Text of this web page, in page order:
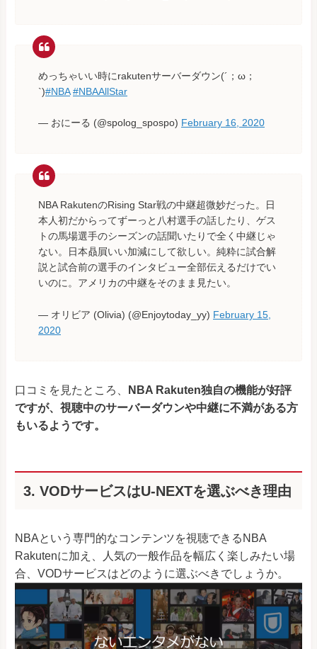
めっちゃいい時にrakutenサーバーダウン(´；ω；
`)#NBA #NBAAllStar
— おにーる (@spolog_spospo) February 16, 2020
NBA RakutenのRising Star戦の中継超微妙だった。日
本人初だからってずーっと八村選手の話したり、ゲス
トの馬場選手のシーズンの話聞いたりで全く中継じゃ
ない。日本贔屓いい加減にして欲しい。純粋に試合解
説と試合前の選手のインタビュー全部伝えるだけでい
いのに。アメリカの中継をそのまま見たい。
— オリビア (Olivia) (@Enjoytoday_yy) February 15,
2020
口コミを見たところ、
NBA Rakuten独自の機能が好評
ですが、視聴中のサーバーダウンや中継に不満がある方
もいるようです。
3. VODサービスはU-NEXTを選ぶべき理由
NBAという専門的なコンテンツを視聴できるNBA
Rakutenに加え、人気の一般作品を幅広く楽しみたい場
合、VODサービスはどのように選ぶべきでしょうか。